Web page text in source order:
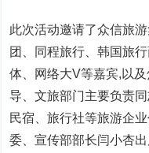
此次活动邀请了众信旅
团、同程旅行、韩国旅
体、网络大V等嘉宾,以
导 、文旅部门主要负责
民宿、旅行社等旅游企
委 、宣传部部长闫小杏出